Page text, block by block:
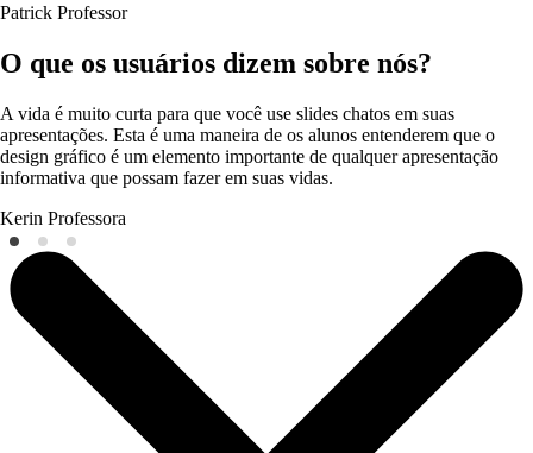
Patrick Professor
O que os usuários dizem sobre nós?
A vida é muito curta para que você use slides chatos em suas
apresentações. Esta é uma maneira de os alunos entenderem que o
design gráfico é um elemento importante de qualquer apresentação
informativa que possam fazer em suas vidas.
Kerin Professora